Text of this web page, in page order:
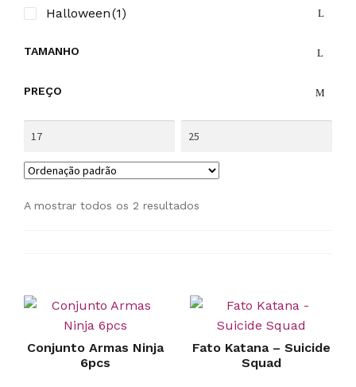
Halloween(1)
TAMANHO
PREÇO
A mostrar todos os 2 resultados
Conjunto Armas Ninja
6pcs
Fato Katana – Suicide
Squad